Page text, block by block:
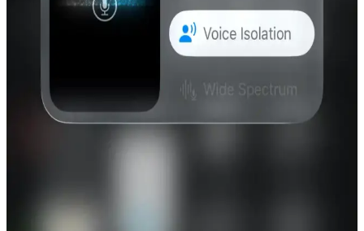
JLab'in Abartılı Boyuttaki Bluetooth
Hoparlörlerinin Tasarımı ve Kamu Alanlarındaki
JLab'in boyun etrafına takılan büyük Bluetooth hoparlörleri, müziği
çevreye yayarak yeni bir deneyim sunuyor. Ancak kamu alanlarında
kullanımı sosyal ve sağlık açısından tartışmalara yol açıyor.
Govee'nin Yeni Vintage Akıllı Ampulleri ve Matter
sunuyor ancak renk sıcaklığı ve kurulumda bazı kısıtlamalar